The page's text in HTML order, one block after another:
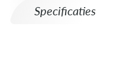
Specificaties